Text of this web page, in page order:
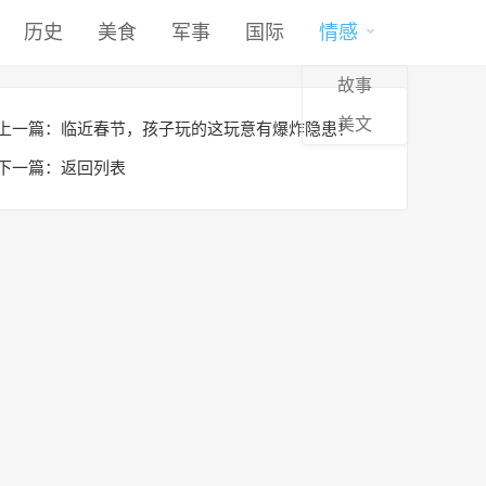
历史 美食 军事 国际 情感
故事
美文
一篇： 临近春节，孩子玩的这玩意有爆炸隐患！
一篇： 返回列表